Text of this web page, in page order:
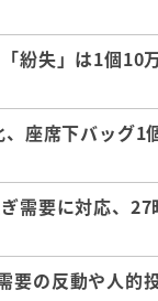
「紛失」は1個
座席下バッグ1
需要に対応、
の反動や人的